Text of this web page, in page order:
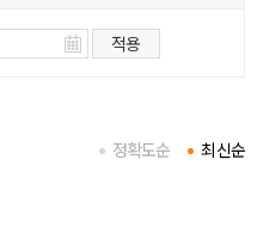
적용
최신순
정확도순